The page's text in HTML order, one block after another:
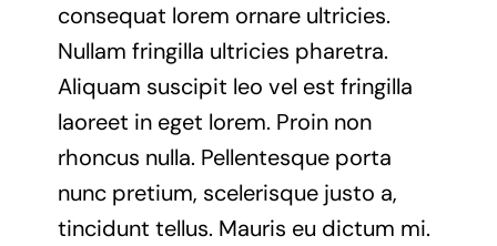
consequat lorem ornare ultricies.
Nullam fringilla ultricies pharetra.
Aliquam suscipit leo vel est fringilla
laoreet in eget lorem. Proin non
rhoncus nulla. Pellentesque porta
nunc pretium, scelerisque justo a,
tincidunt tellus. Mauris eu dictum mi.